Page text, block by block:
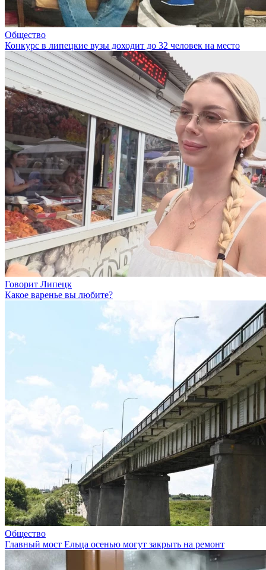
Общество
Конкурс в липецкие вузы доходит до 32 человек на место
Говорит Липецк
Какое варенье вы любите?
Общество
Главный мост Ельца осенью могут закрыть на ремонт